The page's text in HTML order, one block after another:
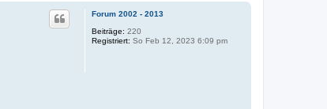
Forum 2002 - 2013
Beiträge: 220
Registriert: So Feb 12, 2023 6:09 pm